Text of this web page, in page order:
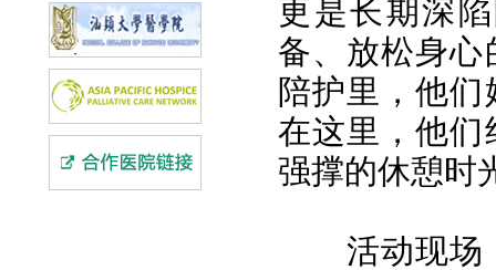
更是长期深
备、放松身
陪护里，他
在这里，他们
强撑的休憩时
活动现场